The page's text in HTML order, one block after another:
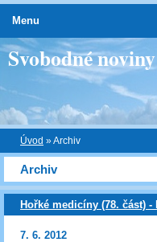
Svobodné
Úvod »Archiv
Archiv
Hořké medicíny (78. část)
7. 6. 2012
Menu